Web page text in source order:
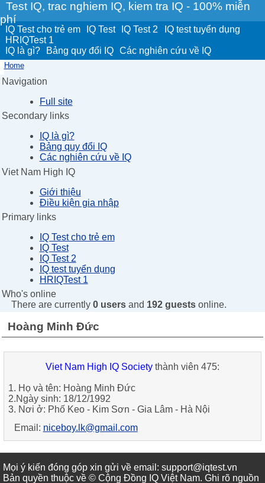
Test IQ, trac nghiem IQ, kiem tra IQ - 100% miễn
phí
IQ Test cho trẻ em IQ Test IQ Test 2
IQ test tuyển dụng
HRIQTest 1
IQ là gì?
Bảng quy đổi IQ Các nghiên cứu về IQ
Home
Navigation
Full site
Secondary links
IQ là gì?
Bảng quy đổi IQ
Các nghiên cứu về IQ
Viet Nam High IQ
Giới thiệu
Điều kiện gia nhập
Primary links
IQ Test cho trẻ em
IQ Test
IQ Test 2
IQ test tuyển dụng
HRIQTest 1
Who's online
There are currently 0 usersand 192 guestsonline.
Hoàng Minh Đức
Viet Nam High IQ Societythành viên 475:
1. Họ và tên: Hoàng Minh Đức
2.Ngày sinh: 18/12/1992
3. Nơi ở: Phố Keo - Kim Sơn - Gia Lâm - Hà Nội
Email: niceboy.lk@gmail.com
Mọi ý kiến đóng góp xin gửi về email: support@iqtest.vn
Bản quyền thuộc về © Cộng Đồng IQ Việt Nam. Ghi rõ nguồn